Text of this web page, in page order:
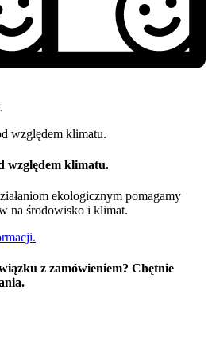
względem klimatu.
ekologicznym pomagamy
na środowisko i klimat.
z zamówieniem? Chętnie